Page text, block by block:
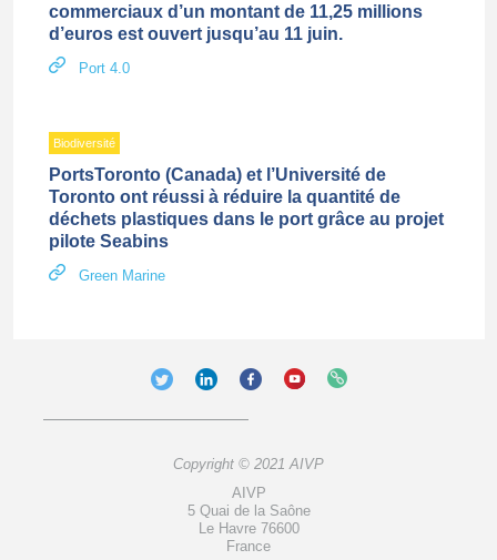
commerciaux d’un montant de 11,25 millions
d’euros est ouvert jusqu’au 11 juin.
Port 4.0
Biodiversité
PortsToronto (Canada) et l’Université de
Toronto ont réussi à réduire la quantité de
déchets plastiques dans le port grâce au projet
pilote Seabins
Green Marine
Copyright © 2021 AIVP
AIVP
5 Quai de la Saône
Le Havre 76600
France